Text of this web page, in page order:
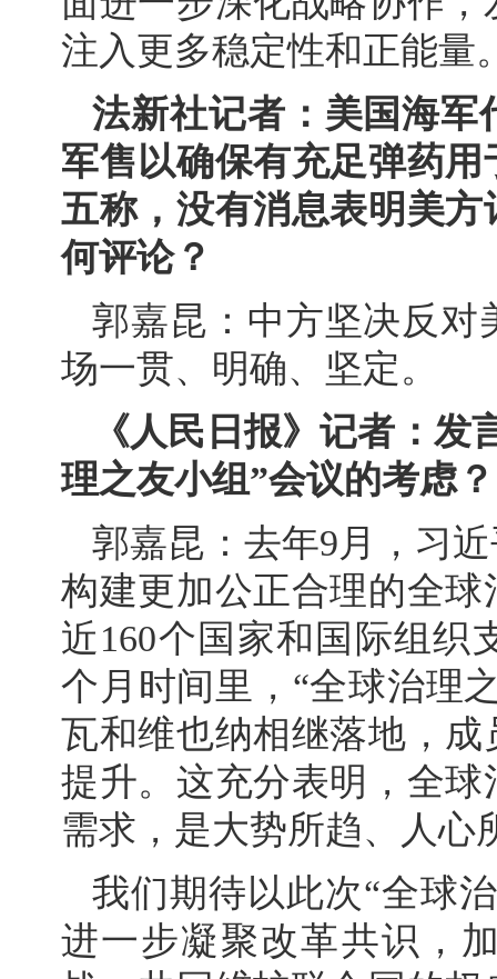
注入更多稳定性和正能量
法新社记者：美国海军
军售以确保有充足弹药
五称，没有消息表明美
何评论？
郭嘉昆：中方坚决反对
场一贯、明确、坚定。
《人民日报》记者：
理之友小组”会议的考虑？
郭嘉昆：去年9月，习
构建更加公正合理的全
近160个国家和国际组织
个月时间里，“全球治理
瓦和维也纳相继落地，
提升。这充分表明，全
需求，是大势所趋、人心
我们期待以此次“全球
进一步凝聚改革共识，